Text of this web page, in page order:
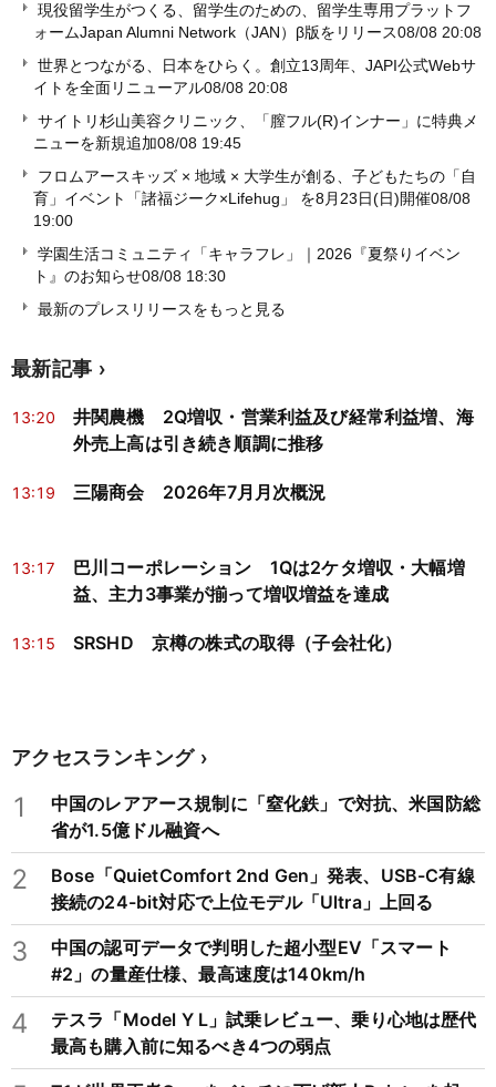
現役留学生がつくる、留学生のための、留学生専用プラットフ
ォームJapan Alumni Network（JAN）β版をリリース08/08 20:08
世界とつながる、日本をひらく。創立13周年、JAPI公式Webサ
イトを全面リニューアル08/08 20:08
サイトリ杉山美容クリニック、「膣フル(R)インナー」に特典メ
ニューを新規追加08/08 19:45
フロムアースキッズ × 地域 × 大学生が創る、子どもたちの「自
育」イベント「諸福ジーク×Lifehug」 を8月23日(日)開催08/08
19:00
学園生活コミュニティ「キャラフレ」｜2026『夏祭りイベン
ト』のお知らせ08/08 18:30
最新のプレスリリースをもっと見る
最新記事
13:20
井関農機 2Q増収・営業利益及び経常利益増、海
外売上高は引き続き順調に推移
13:19 三陽商会 2026年7月月次概況
13:17
巴川コーポレーション 1Qは2ケタ増収・大幅増
益、主力3事業が揃って増収増益を達成
13:15 SRSHD 京樽の株式の取得（子会社化）
アクセスランキング
1
中国のレアアース規制に「窒化鉄」で対抗、米国防総
省が1.5億ドル融資へ
2
Bose「QuietComfort 2nd Gen」発表、USB-C有線
接続の24-bit対応で上位モデル「Ultra」上回る
3
中国の認可データで判明した超小型EV「スマート
#2」の量産仕様、最高速度は140km/h
4
テスラ「Model Y L」試乗レビュー、乗り心地は歴代
最高も購入前に知るべき4つの弱点